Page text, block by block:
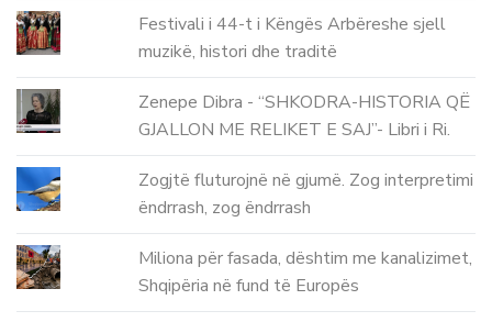
Festivali i 44-t i Këngës Arbëreshe sjell
muzikë, histori dhe traditë
Zenepe Dibra - “SHKODRA-HISTORIA QË
GJALLON ME RELIKET E SAJ”- Libri i Ri.
Zogjtë fluturojnë në gjumë. Zog interpretimi
ëndrrash, zog ëndrrash
Miliona për fasada, dështim me kanalizimet,
Shqipëria në fund të Europës